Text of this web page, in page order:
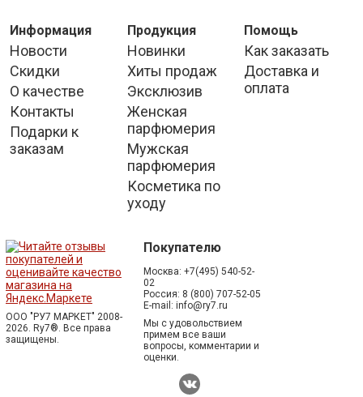
Информация
Новости
Скидки
О качестве
Контакты
Подарки к
заказам
Продукция
Новинки
Хиты продаж
Эксклюзив
Женская
парфюмерия
Мужская
парфюмерия
Косметика по
уходу
Помощь
Как заказать
Доставка и
оплата
ООО "РУ7 МАРКЕТ" 2008-
2026. Ry7®. Все права
защищены.
Покупателю
Москва: +7(495) 540-52-
02
Россия: 8 (800) 707-52-05
E-mail: info@ry7.ru
Мы с удовольствием
примем все ваши
вопросы, комментарии и
оценки.